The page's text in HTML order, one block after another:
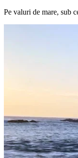
Pe valuri de mare, sub